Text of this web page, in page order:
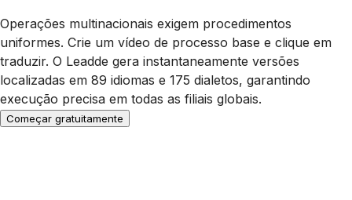
Operações multinacionais exigem procedimentos
uniformes. Crie um vídeo de processo base e clique em
traduzir. O Leadde gera instantaneamente versões
localizadas em 89 idiomas e 175 dialetos, garantindo
execução precisa em todas as filiais globais.
Começar gratuitamente